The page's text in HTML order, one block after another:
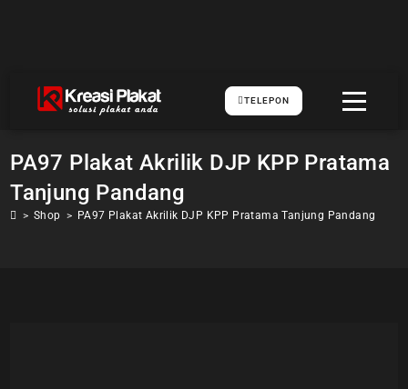
TELEPON
PA97 Plakat Akrilik DJP KPP Pratama
Tanjung Pandang
> Shop > PA97 Plakat Akrilik DJP KPP Pratama Tanjung Pandang